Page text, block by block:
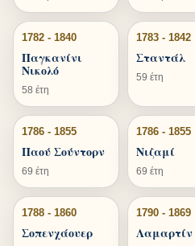
1782 - 1840
Παγκανίνι
Νικολό
58 έτη
1783 - 1842
Σταντάλ
59 έτη
1786 - 1855
Παού Σούντορν
69 έτη
1786 - 1855
Νιζαμί
69 έτη
1788 - 1860
Σοπενχάουερ
1790 - 1869
Λαμαρτίν